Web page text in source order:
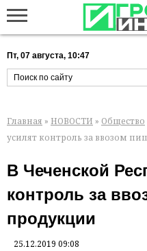
Пт, 07 августа, 10:47
Главная » НОВОСТИ » Общество
усилят контроль за ввозом
В Чеченской
контроль за
продукции
25.12.2019 09:08